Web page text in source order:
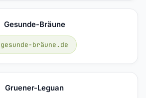
Gesunde-Bräune
gesunde-bräune.de
Gruener-Leguan